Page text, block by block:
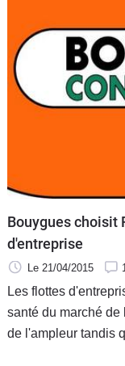
Bouygues choisit
d'entreprise
Le 21/04/2015
Les flottes
santé du marché
de l'ampleur tandis